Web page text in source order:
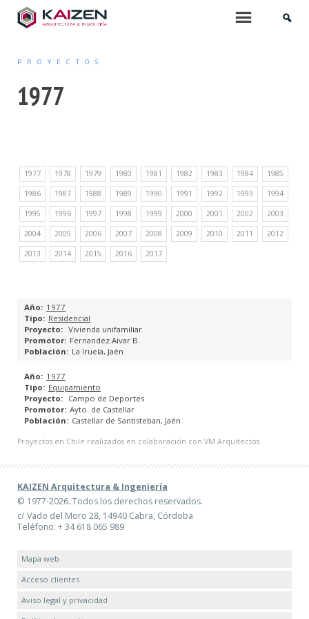
PROYECTOS DE EDIFICACIÓN
ARQUITECTURA INTERIOR
PROYECTOS DE URBANIZACIÓN
URBANISMO
PLANES GENERALES DE ORDENACIÓN URBANA
PLANES ESPECIALES
PROYECTOS DE REPARCELACIÓN
PROYECTOS DE BASES Y ESTATUTOS DE JUNTAS DE
COMPENSACIÓN
ESPACIOS PÚBLICOS
INGENIERÍA DE EDIFICACIÓN
PROYECTOS
1977
1977 1978 1979 1980 1981 1982 1983 1984 1985
1986 1987 1988 1989 1990 1991 1992 1993 1994
1995 1996 1997 1998 1999 2000 2001 2002 2003
2004 2005 2006 2007 2008 2009 2010 2011 2012
2013 2014 2015 2016 2017
1977
Residencial
Vivienda unifamiliar
Fernandez Aivar B.
La Iruela, Jaén
1977
Equipamiento
Campo de Deportes
Ayto. de Castellar
Castellar de Santisteban, Jaén
Proyectos en Chile realizados en colaboración con VM Arquitectos
KAIZEN Arquitectura & Ingeniería
© 1977-2026. Todos los derechos reservados.
c/ Vado del Moro 28, 14940 Cabra, Córdoba
Teléfono: + 34 618 065 989
Mapa web
Acceso clientes
Aviso legal y privacidad